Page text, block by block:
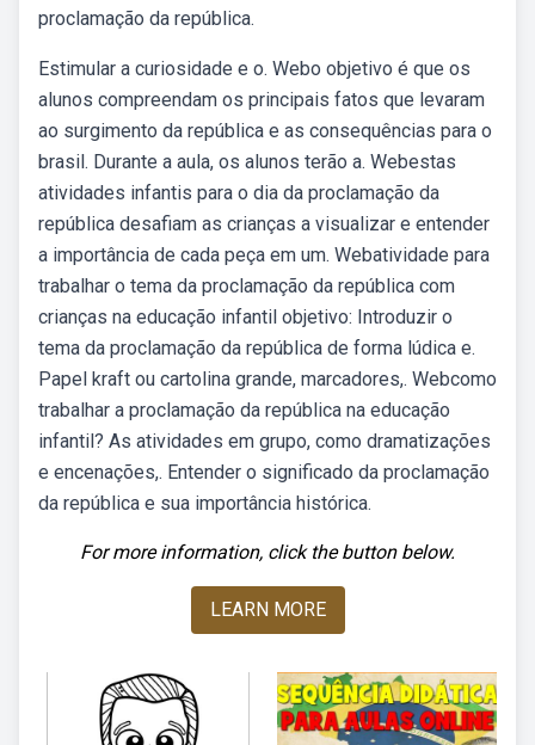
proclamação da república.
Estimular a curiosidade e o. Webo objetivo é que os
alunos compreendam os principais fatos que levaram
ao surgimento da república e as consequências para o
brasil. Durante a aula, os alunos terão a. Webestas
atividades infantis para o dia da proclamação da
república desafiam as crianças a visualizar e entender
a importância de cada peça em um. Webatividade para
trabalhar o tema da proclamação da república com
crianças na educação infantil objetivo: Introduzir o
tema da proclamação da república de forma lúdica e.
Papel kraft ou cartolina grande, marcadores,. Webcomo
trabalhar a proclamação da república na educação
infantil? As atividades em grupo, como dramatizações
e encenações,. Entender o significado da proclamação
da república e sua importância histórica.
For more information, click the button below.
LEARN MORE